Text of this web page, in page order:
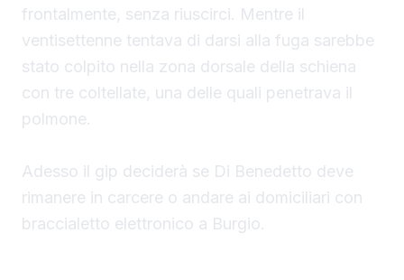
frontalmente, senza riuscirci. Mentre il
ventisettenne tentava di darsi alla fuga sarebbe
stato colpito nella zona dorsale della schiena
con tre coltellate, una delle quali penetrava il
polmone.
Adesso il gip deciderà se Di Benedetto deve
rimanere in carcere o andare ai domiciliari con
braccialetto elettronico a Burgio.